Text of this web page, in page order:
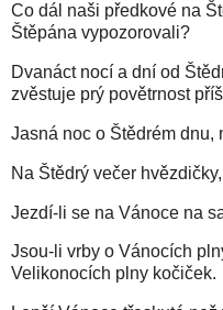
Co dál naši předkové na
Štěpána vypozorovali?
Dvanáct nocí a dní od
zvěstuje prý povětrnost
Jasná noc o Štědrém dnu,
Na Štědrý večer
Jezdí-li se na Vánoce na
Jsou-li vrby o Vánocích
Velikonocích plny kočiček.